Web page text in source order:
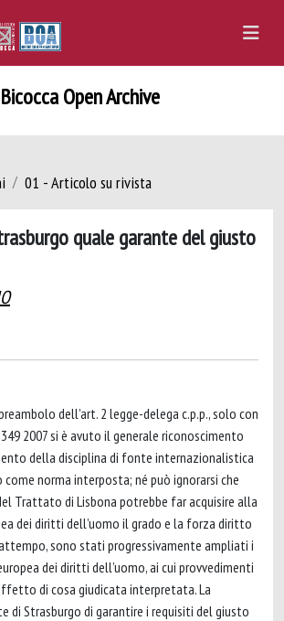
Bicocca Open Archive
01 - Articolo su rivista
quale garante del giusto
dell’art. 2 legge-delega c.p.p., solo con
2007 si è avuto il generale riconoscimento
della disciplina di fonte internazionalistica
norma interposta; né può ignorarsi che
Trattato di Lisbona potrebbe far acquisire alla
dei diritti dell’uomo il grado e la forza diritto
sono stati progressivamente ampliati i
dei diritti dell’uomo, ai cui provvedimenti
di cosa giudicata interpretata. La
di Strasburgo di garantire i requisiti del giusto